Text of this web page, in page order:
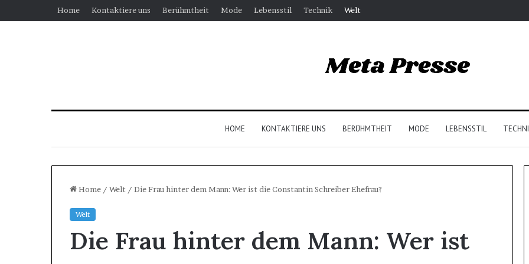
Home Kontaktiere uns Berühmtheit Mode Lebensstil Technik Welt
HOME KONTAKTIERE UNS BERÜHMTHEIT MODE LEBENSSTIL
Home / Welt / Die Frau hinter dem Mann: Wer ist die Constantin Schreiber Ehefrau?
Welt
Die Frau hinter dem Mann: Wer ist
immer
mehr
Hotels
Zentrum: